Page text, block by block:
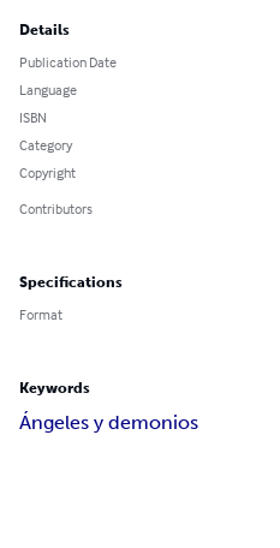
Details
Publication Date
Language
ISBN
Category
Copyright
Contributors
Specifications
Format
Keywords
Ángeles y demonios